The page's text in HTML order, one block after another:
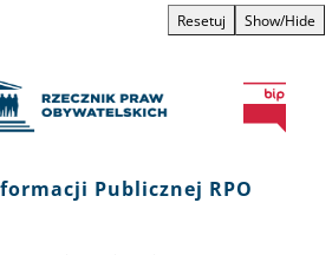
Resetuj Show/Hide
Publicznej RPO